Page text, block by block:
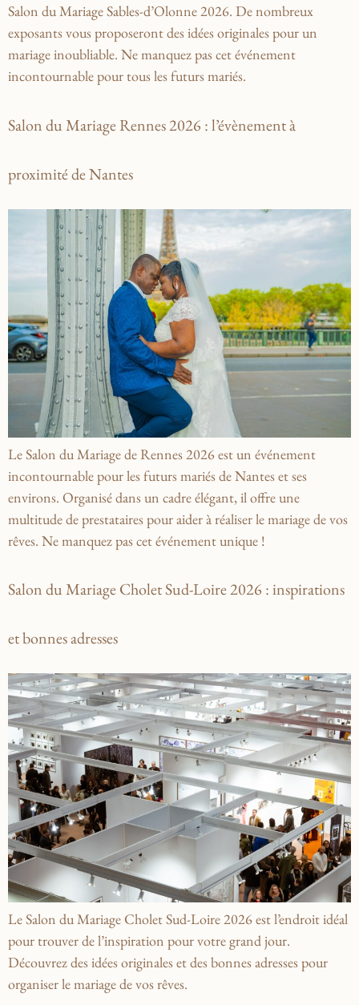
Salon du Mariage Sables-d’Olonne 2026. De nombreux
exposants vous proposeront des idées originales pour un
mariage inoubliable. Ne manquez pas cet événement
incontournable pour tous les futurs mariés.
Salon du Mariage Rennes 2026 : l’évènement à
proximité de Nantes
Le Salon du Mariage de Rennes 2026 est un événement
incontournable pour les futurs mariés de Nantes et ses
environs. Organisé dans un cadre élégant, il offre une
multitude de prestataires pour aider à réaliser le mariage de vos
rêves. Ne manquez pas cet événement unique !
Salon du Mariage Cholet Sud-Loire 2026 : inspirations
et bonnes adresses
Le Salon du Mariage Cholet Sud-Loire 2026 est l’endroit idéal
pour trouver de l’inspiration pour votre grand jour.
Découvrez des idées originales et des bonnes adresses pour
organiser le mariage de vos rêves.